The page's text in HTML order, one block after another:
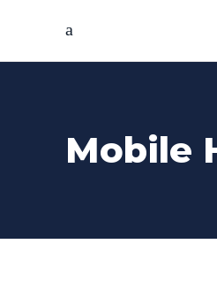
Mobile